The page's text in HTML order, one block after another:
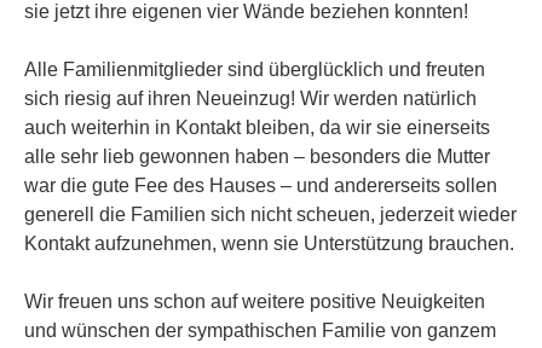
sie jetzt ihre eigenen vier Wände beziehen konnten!
Alle Familienmitglieder sind überglücklich und freuten
sich riesig auf ihren Neueinzug! Wir werden natürlich
auch weiterhin in Kontakt bleiben, da wir sie einerseits
alle sehr lieb gewonnen haben – besonders die Mutter
war die gute Fee des Hauses – und andererseits sollen
generell die Familien sich nicht scheuen, jederzeit wieder
Kontakt aufzunehmen, wenn sie Unterstützung brauchen.
Wir freuen uns schon auf weitere positive Neuigkeiten
und wünschen der sympathischen Familie von ganzem